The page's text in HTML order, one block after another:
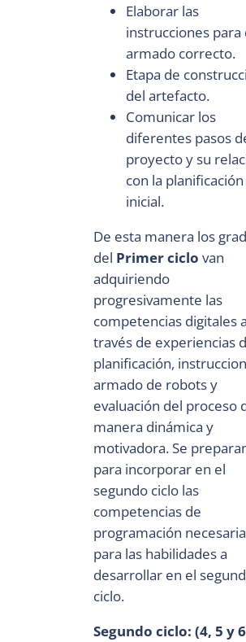
Elaborar las
instrucciones para
armado correcto.
Etapa de
del artefacto.
Comunicar los
diferentes pasos
proyecto y su
con la planificación
inicial.
De esta manera los
del Primer ciclo van
adquiriendo
progresivamente las
competencias digitales a
través de experiencias
planificación,
armado de robots y
evaluación del proceso
manera dinámica y
motivadora. Se
para incorporar en el
segundo ciclo las
competencias de
programación
para las habilidades a
desarrollar en el
ciclo.
Segundo ciclo: (4, 5 y 6